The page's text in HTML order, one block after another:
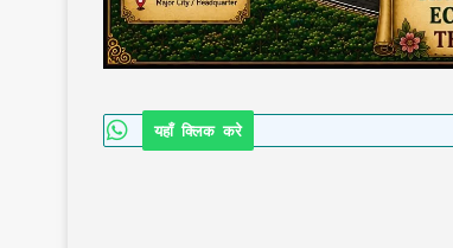
यहाँ क्लिक करे